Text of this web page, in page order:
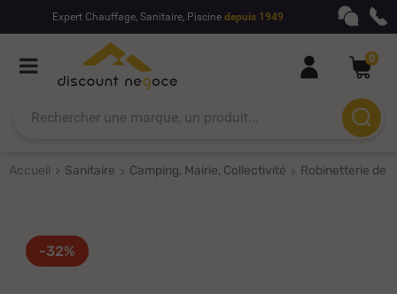
Expert Chauffage, Sanitaire, Piscine depuis 1949
0
Accueil Sanitaire Camping, Mairie, Collectivité Robinetterie de
-32%